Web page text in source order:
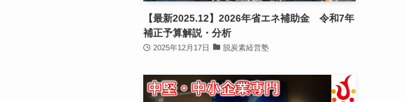
【最新2025.12】2026年省エネ補助金 令和7年
補正予算解説・分析
2025年12月17日 脱炭素経営塾